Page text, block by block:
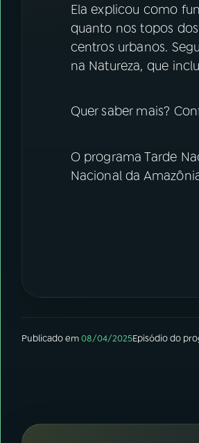
Ela explicou como
quanto nos topos
centros urbanos.
na Natureza, que
Quer saber mais?
O programa Tarde
Nacional da
Publicado em08/04/2025Episódiodo